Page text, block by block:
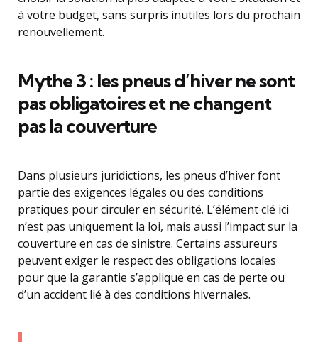
à votre budget, sans surpris inutiles lors du prochain
renouvellement.
Mythe 3 : les pneus d’hiver ne sont
pas obligatoires et ne changent
pas la couverture
Dans plusieurs juridictions, les pneus d’hiver font
partie des exigences légales ou des conditions
pratiques pour circuler en sécurité. L’élément clé ici
n’est pas uniquement la loi, mais aussi l’impact sur la
couverture en cas de sinistre. Certains assureurs
peuvent exiger le respect des obligations locales
pour que la garantie s’applique en cas de perte ou
d’un accident lié à des conditions hivernales.